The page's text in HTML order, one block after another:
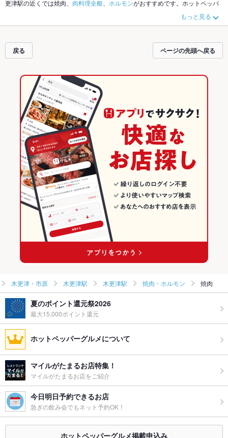
更津駅の近くでは焼肉、 肉料理全般 ホルモンがおすすめです。ホットペッパ
や季節のおすすめ料理など、お店の最新情報をご紹介しているので安心！24時
間使える簡単便利なネット予約が使えるお店も拡大中です。友達どうしの飲み
ーグルメをご利用ください。
もっと見る
戻る ページの先頭へ戻る
木更津・市原 木更津駅 木更津駅 焼肉・ホルモン 焼肉
夏のポイント還元祭2026
最大15,000ポイント還元
ホットペッパーグルメについて
マイルがたまるお店特集！
マイルがたまるお店をご紹介
今日明日予約できるお店
急ぎの飲み会でもネット予約OK！
ホットペッパーグルメ掲載申込み